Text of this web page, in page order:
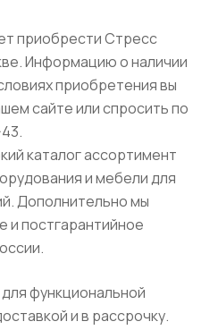
приобрести Стресс
Информацию о наличии
приобретения вы
сайте или спросить по
каталог ассортимент
и мебели для
Дополнительно мы
и постгарантийное
функциональной
и в рассрочку.